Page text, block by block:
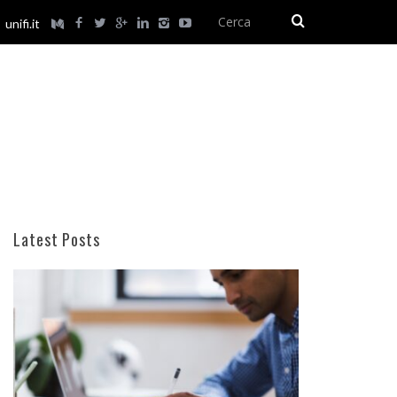
unifi.it
Latest Posts